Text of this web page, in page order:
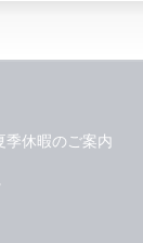
季休暇のご案内